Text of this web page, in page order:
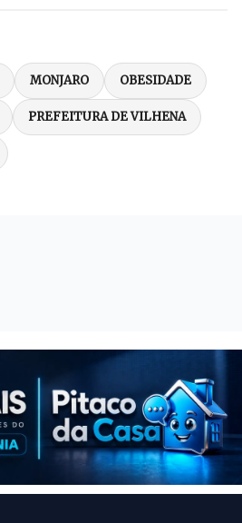
MONJARO OBESIDADE
PREFEITURA DE VILHENA